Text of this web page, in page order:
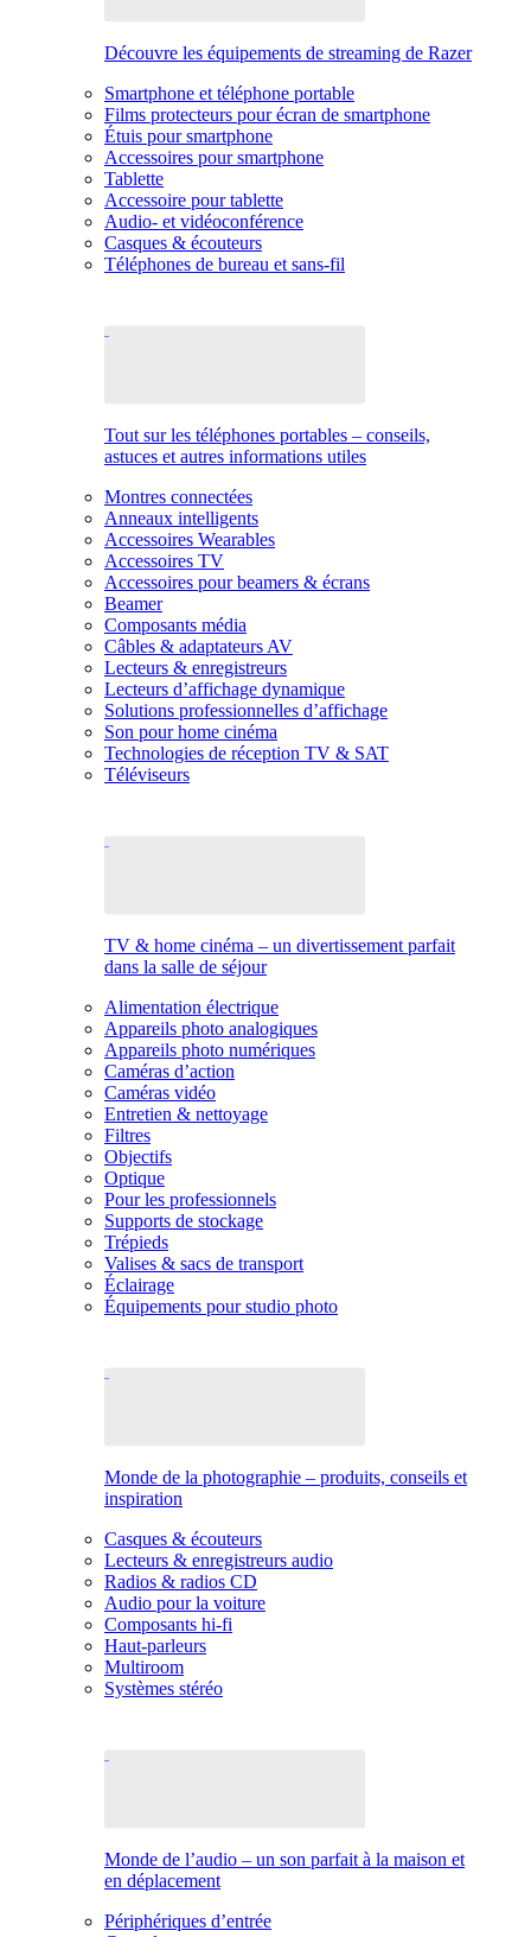
Découvre les équipements de streaming de Razer
Smartphone et téléphone portable
Films protecteurs pour écran de smartphone
Étuis pour smartphone
Accessoires pour smartphone
Tablette
Accessoire pour tablette
Audio- et vidéoconférence
Casques & écouteurs
Téléphones de bureau et sans-fil
Tout sur les téléphones portables – conseils,
astuces et autres informations utiles
Montres connectées
Anneaux intelligents
Accessoires Wearables
Accessoires TV
Accessoires pour beamers & écrans
Beamer
Composants média
Câbles & adaptateurs AV
Lecteurs & enregistreurs
Lecteurs d’affichage dynamique
Solutions professionnelles d’affichage
Son pour home cinéma
Technologies de réception TV & SAT
Téléviseurs
TV & home cinéma – un divertissement parfait
dans la salle de séjour
Alimentation électrique
Appareils photo analogiques
Appareils photo numériques
Caméras d’action
Caméras vidéo
Entretien & nettoyage
Filtres
Objectifs
Optique
Pour les professionnels
Supports de stockage
Trépieds
Valises & sacs de transport
Éclairage
Équipements pour studio photo
Monde de la photographie – produits, conseils et
inspiration
Casques & écouteurs
Lecteurs & enregistreurs audio
Radios & radios CD
Audio pour la voiture
Composants hi-fi
Haut-parleurs
Multiroom
Systèmes stéréo
Monde de l’audio – un son parfait à la maison et
en déplacement
Périphériques d’entrée